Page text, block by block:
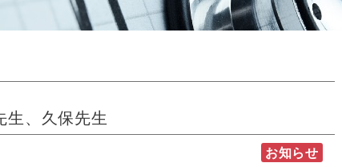
生、久保先生
お知らせ